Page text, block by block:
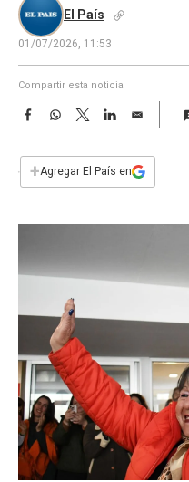
El País
01/07/2026, 11:53
Compartir esta noticia
F
e
b
W
s
T
w
t
L
E
i
l
+Agregar El País en